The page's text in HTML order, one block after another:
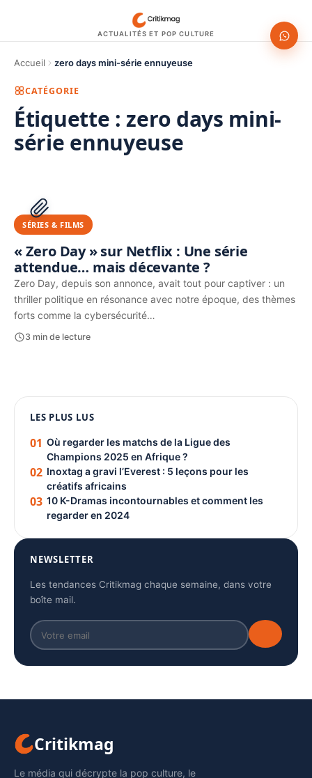
ACTUALITÉS ET POP CULTURE
Accueil zero days mini-série ennuyeuse
CATÉGORIE
Étiquette :zero days mini-
série ennuyeuse
PUBLICITÉ
SÉRIES & FILMS
« Zero Day » sur Netflix : Une série
attendue… mais décevante ?
Zero Day, depuis son annonce, avait tout pour captiver : un
thriller politique en résonance avec notre époque, des thèmes
forts comme la cybersécurité…
3 min de lecture
PUBLICITÉ
LES PLUS LUS
01 Où regarder les matchs de la Ligue des
Champions 2025 en Afrique ?
02 Inoxtag a gravi l’Everest : 5 leçons pour les
créatifs africains
03 10 K-Dramas incontournables et comment les
regarder en 2024
NEWSLETTER
Les tendances Critikmag chaque semaine, dans votre
boîte mail.
Critikmag
Le média qui décrypte la pop culture, le